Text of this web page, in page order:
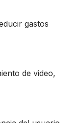
gastos
de video,